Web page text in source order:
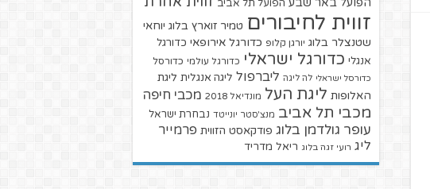
הפועל באר שבע הפועל תל אביב
זווית לחיבורים טמיר זוארץ בלוג יוחאי
שטנצלר בלוג יורגן קלופ כדורגל אירופאי כדורגל
אנגלי כדורגל ישראלי כדורגל עולמי כדורסל
כדורסל ישראלי לה ליגה ליברפול ליגה אנגלית ליגת
האלופות ליגת העל מונדיאל 2018 מכבי חיפה
מכבי תל אביב מנצ'סטר יונייטד נבחרת ישראל
עופר גולדמן בלוג פודקאסט הזווית פרמייר
ליג רועי זגה בלוג ריאל מדריד